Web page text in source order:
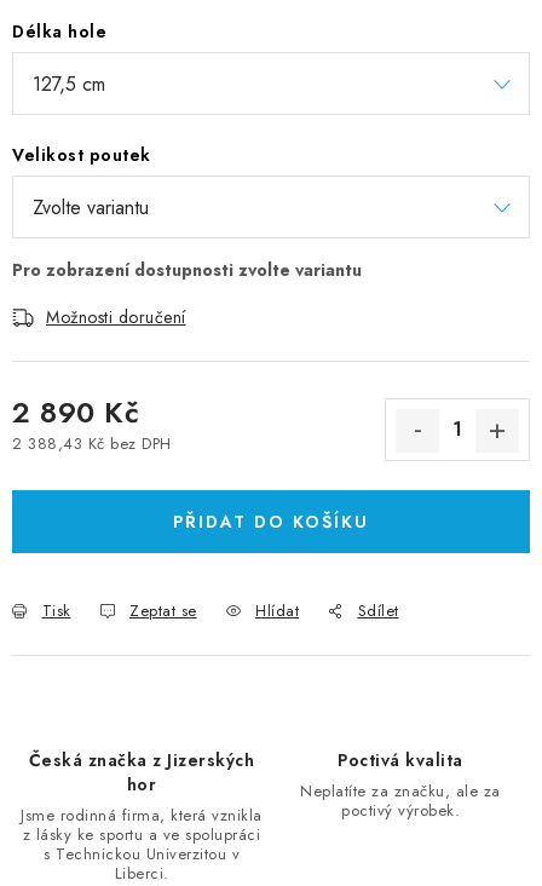
Délka hole
Velikost poutek
Možnosti doručení
2 890 Kč
2 388,43 Kč bez DPH
PŘIDAT DO KOŠÍKU
Tisk Zeptat se Hlídat Sdílet
Česká značka z Jizerských
hor
Jsme rodinná firma, která vznikla
z lásky ke sportu a ve spolupráci
s Technickou Univerzitou v
Liberci.
Poctivá kvalita
Neplatíte za značku, ale za
poctivý výrobek.